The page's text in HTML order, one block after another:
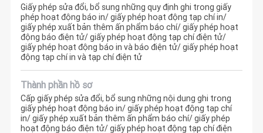
Giấy phép sửa đổi, bổ sung những quy định ghi trong giấy
phép hoạt động báo in/ giấy phép hoạt động tạp chí in/
giấy phép xuất bản thêm ấn phẩm báo chí/ giấy phép hoạt
động báo điện tử/ giấy phép hoạt động tạp chí điện tử/
giấy phép hoạt động báo in và báo điện tử/ giấy phép hoạt
động tạp chí in và tạp chí điện tử
Thành phần hồ sơ
Cấp giấy phép sửa đổi, bổ sung những nội dung ghi trong
giấy phép hoạt động báo in/ giấy phép hoạt động tạp chí
in/ giấy phép xuất bản thêm ấn phẩm báo chí/ giấy phép
hoạt động báo điện tử/ giấy phép hoạt động tạp chí điện